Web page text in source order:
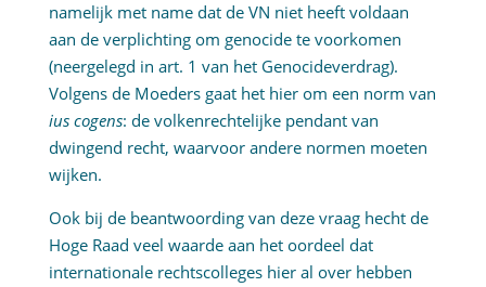
namelijk met name dat de VN niet heeft voldaan
aan de verplichting om genocide te voorkomen
(neergelegd in art. 1 van het Genocideverdrag).
Volgens de Moeders gaat het hier om een norm van
ius cogens: de volkenrechtelijke pendant van
dwingend recht, waarvoor andere normen moeten
wijken.
Ook bij de beantwoording van deze vraag hecht de
Hoge Raad veel waarde aan het oordeel dat
internationale rechtscolleges hier al over hebben